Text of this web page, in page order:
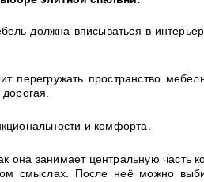
должна вписываться в
перегружать пространство
и комфорта.
она занимает центральную часть
смыслах. После неё можно